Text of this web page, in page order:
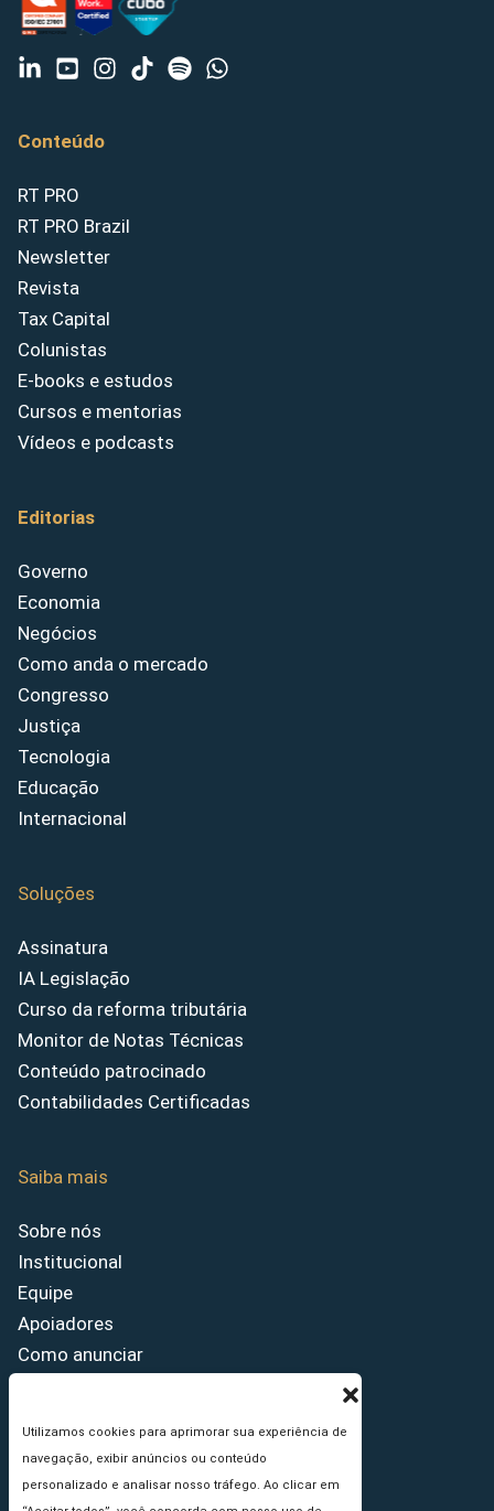
Utilizamos cookies para aprimorar sua experiência de
navegação, exibir anúncios ou conteúdo
personalizado e analisar nosso tráfego. Ao clicar em
Conteúdo
RT PRO
RT PRO Brazil
Newsletter
Revista
Tax Capital
Colunistas
E-books e estudos
Cursos e mentorias
Vídeos e podcasts
Editorias
Governo
Economia
Negócios
Como anda o mercado
Congresso
Justiça
Tecnologia
Educação
Internacional
Soluções
Assinatura
IA Legislação
Curso da reforma tributária
Monitor de Notas Técnicas
Conteúdo patrocinado
Contabilidades Certificadas
Saiba mais
Sobre nós
Institucional
Equipe
Apoiadores
Como anunciar
Princípios Editoriais